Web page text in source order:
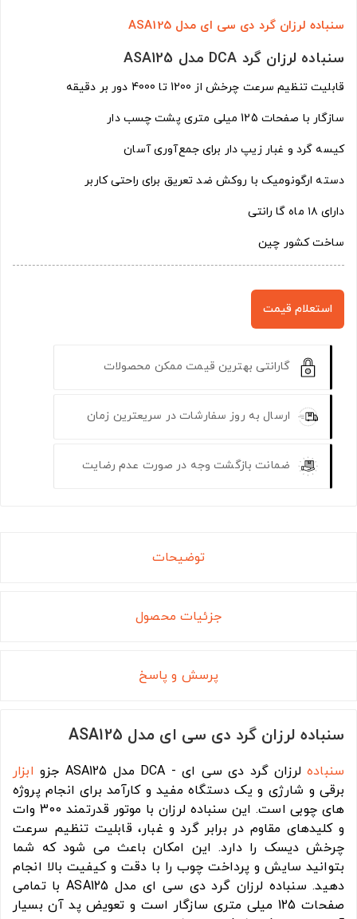
سنباده لرزان گرد دی سی ای مدل ASA125
سنباده لرزان گرد DCA مدل ASA125
قابلیت تنظیم سرعت چرخش از 1200 تا 4000 دور بر دقیقه
سازگار با صفحات 125 میلی متری پشت چسب دار
کیسه گرد و غبار زیپ دار برای جمع‌آوری آسان
دسته ارگونومیک با روکش ضد تعریق برای راحتی کاربر
دارای ۱۸ ماه گا رانتی
ساخت کشور چین
استعلام قیمت
گارانتی بهترین قیمت ممکن محصولات
ارسال به روز سفارشات در سریعترین زمان
ضمانت بازگشت وجه در صورت عدم رضایت
توضیحات
جزئیات محصول
پرسش و پاسخ
سنباده لرزان گرد دی سی ای مدل ASA125
سنبادهلرزان گرد دی سی ای - DCA مدل ASA125 جزو
ابزار
برقی و شارژی و یک دستگاه مفید و کارآمد برای انجام پروژه
های چوبی است. این سنباده لرزان با موتور قدرتمند 300 وات
و کلیدهای مقاوم در برابر گرد و غبار، قابلیت تنظیم سرعت
چرخش دیسک را دارد. این امکان باعث می شود که شما
بتوانید سایش و پرداخت چوب را با دقت و کیفیت بالا انجام
دهید. سنباده لرزان گرد دی سی ای مدل ASA125 با تمامی
صفحات 125 میلی متری سازگار است و تعویض پد آن بسیار